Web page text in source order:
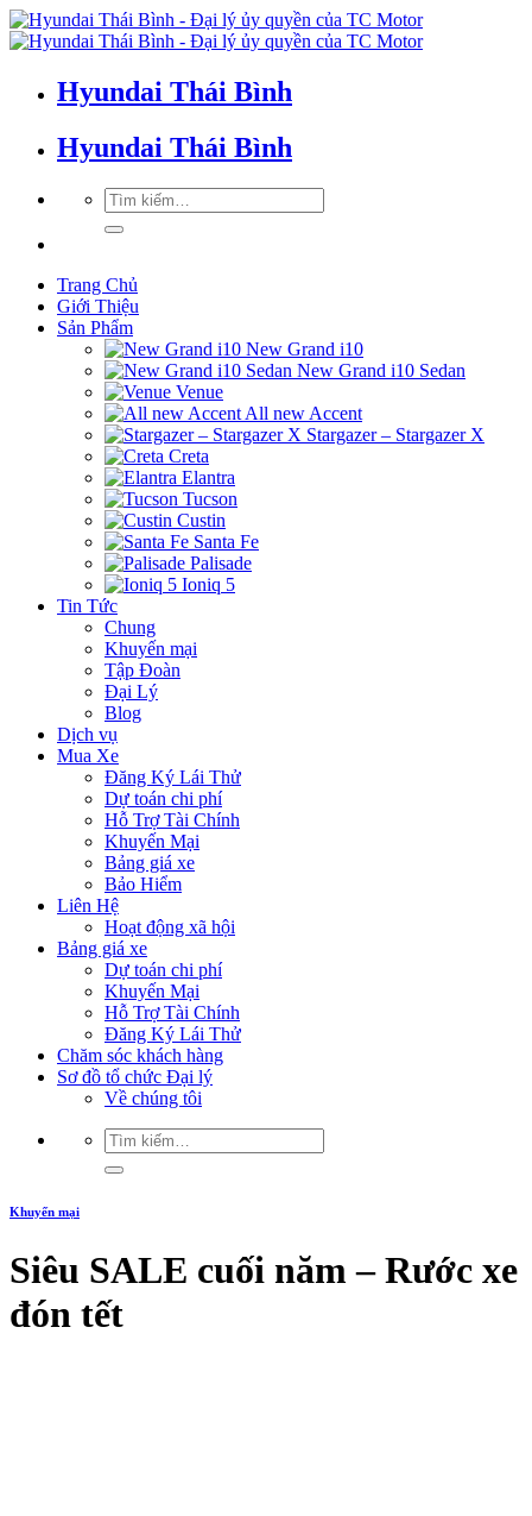
Hyundai Thái Bình
Hyundai Thái Bình
Trang Chủ
Giới Thiệu
Sản Phẩm
New Grand i10
New Grand i10 Sedan
Venue
All new Accent
Stargazer – Stargazer X
Creta
Elantra
Tucson
Custin
Santa Fe
Palisade
Ioniq 5
Tin Tức
Chung
Khuyến mại
Tập Đoàn
Đại Lý
Blog
Dịch vụ
Mua Xe
Đăng Ký Lái Thử
Dự toán chi phí
Hỗ Trợ Tài Chính
Khuyến Mại
Bảng giá xe
Bảo Hiểm
Liên Hệ
Hoạt động xã hội
Bảng giá xe
Dự toán chi phí
Khuyến Mại
Hỗ Trợ Tài Chính
Đăng Ký Lái Thử
Chăm sóc khách hàng
Sơ đồ tổ chức Đại lý
Về chúng tôi
Khuyến mại
Siêu SALE cuối năm – Rước xe
đón tết